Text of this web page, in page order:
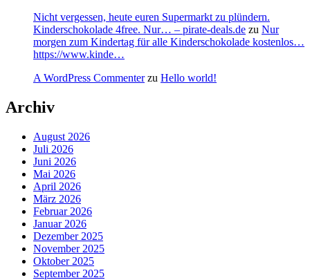
Nicht vergessen, heute euren Supermarkt zu plündern.
Kinderschokolade 4free. Nur… – pirate-deals.de zu Nur
morgen zum Kindertag für alle Kinderschokolade kostenlos…
https://www.kinde…
A WordPress Commenterzu Hello world!
Archiv
August 2026
Juli 2026
Juni 2026
Mai 2026
April 2026
März 2026
Februar 2026
Januar 2026
Dezember 2025
November 2025
Oktober 2025
September 2025